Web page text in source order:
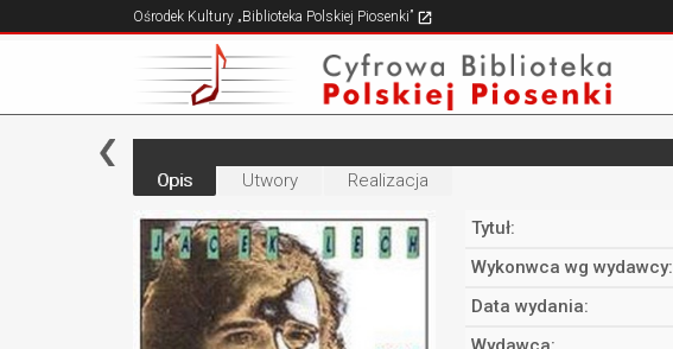
Ośrodek Kultury „Biblioteka Polskiej Piosenki”
Opis Utwory Realizacja
Tytuł:
Wykonwca wg wydawcy:
Data wydania: